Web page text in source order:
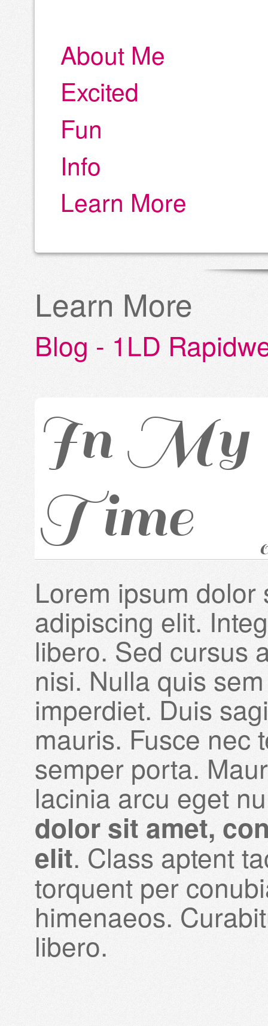
About Me
Excited
Fun
Info
Learn More
Learn More
Blog - 1LD
In My
Time
Lorem ipsum
adipiscing elit.
libero. Sed cursus
nisi. Nulla quis
imperdiet. Duis
mauris. Fusce nec
semper porta.
lacinia arcu eget
dolor sit amet,
elit. Class aptent
torquent per
himenaeos.
libero.